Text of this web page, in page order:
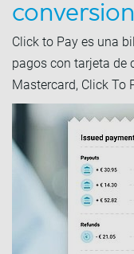
Click to Pay es una
pagos con tarjeta de
Mastercard, Click To